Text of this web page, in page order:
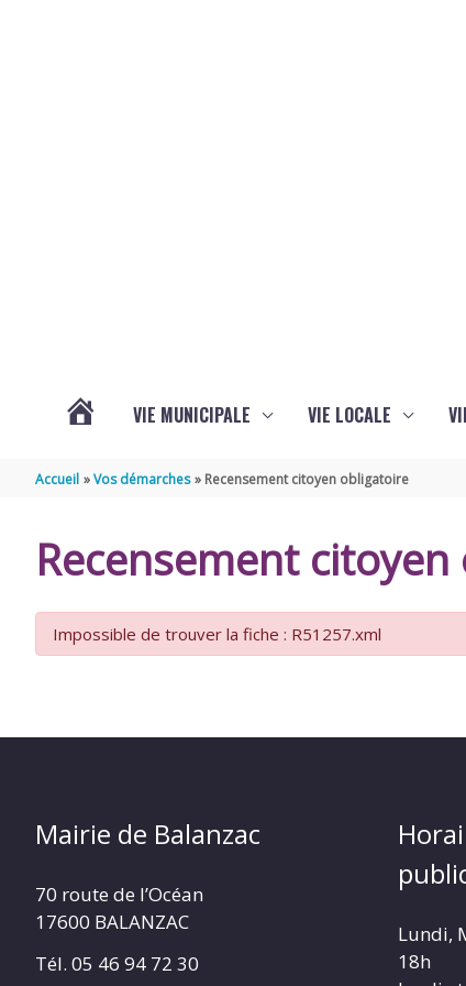
VIE MUNICIPALE VIE LOCALE
Accueil Vos démarches Recensement citoyen obligatoire
Recensement
Impossible de trouver la fiche : R51257.xml
Mairie de Balanzac
70 route de l’Océan
17600 BALANZAC
Tél. 05 46 94 72 30
Lundi,
18h